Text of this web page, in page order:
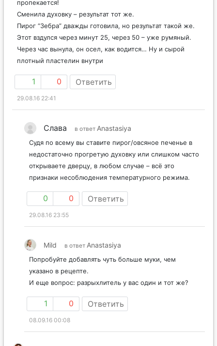
пропекается!
Сменила духовку – результат тот же.
Пирог “Зебра” дважды готовила, но результат такой же.
Этот вздулся через минут 25, через 50 – уже румяный.
Через час вынула, он осел, как водится… Ну и сырой
плотный пластелин внутри
1 0 Ответить
29.08.16 22:41
Слава в ответ Anastasiya
Судя по всему вы ставите пирог/овсяное печенье в
недостаточно прогретую духовку или слишком часто
открываете дверцу, в любом случае – всё это
признаки несоблюдения температурного режима.
0 0 Ответить
29.08.16 23:55
Mild в ответ Anastasiya
Попробуйте добавлять чуть больше муки, чем
указано в рецепте.
И еще вопрос: разрыхлитель у вас один и тот же?
1 0 Ответить
08.09.16 00:08